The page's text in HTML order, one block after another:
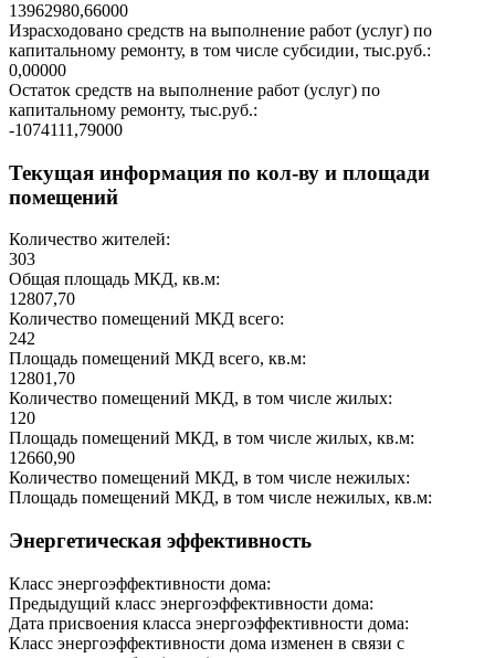
13962980,66000
Израсходовано средств на выполнение работ (услуг) по
капитальному ремонту, в том числе субсидии, тыс.руб.:
0,00000
Остаток средств на выполнение работ (услуг) по
капитальному ремонту, тыс.руб.:
-1074111,79000
Текущая информация по кол-ву и площади
помещений
Количество жителей:
303
Общая площадь МКД, кв.м:
12807,70
Количество помещений МКД всего:
242
Площадь помещений МКД всего, кв.м:
12801,70
Количество помещений МКД, в том числе жилых:
120
Площадь помещений МКД, в том числе жилых, кв.м:
12660,90
Количество помещений МКД, в том числе нежилых:
Площадь помещений МКД, в том числе нежилых, кв.м:
Энергетическая эффективность
Класс энергоэффективности дома:
Предыдущий класс энергоэффективности дома:
Дата присвоения класса энергоэффективности дома:
Класс энергоэффективности дома изменен в связи с